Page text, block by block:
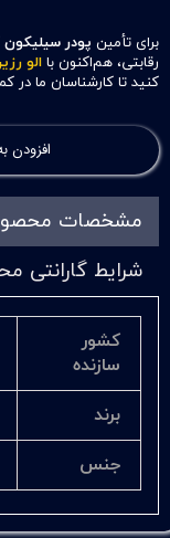
برای تأمین پودر سیلیکون
رقابتی، هم‌اکنون با الو
کنید تا کارشناسان ما در
افزودن
مشخصات
شرایط گارانتی
کشور
سازنده
برند
جنس